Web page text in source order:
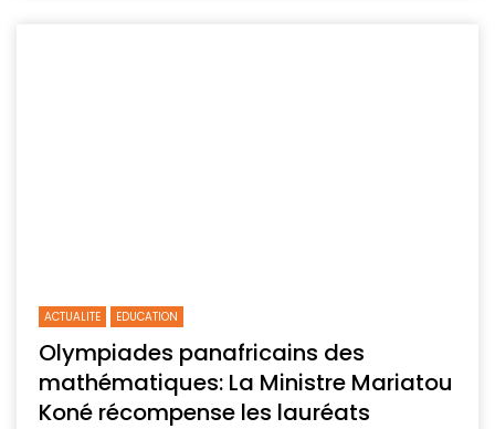
ACTUALITE EDUCATION
Olympiades panafricains des
mathématiques: La Ministre Mariatou
Koné récompense les lauréats